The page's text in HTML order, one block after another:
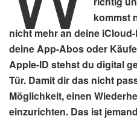
kommst
nicht mehr an deine
deine App-Abos oder
Apple-ID stehst du digital
Tür. Damit dir das nicht
Möglichkeit, einen
einzurichten. Das ist